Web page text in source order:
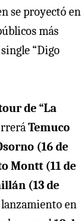
se proyectó en
más
“Digo
de “La
Temuco
(16 de
Montt (11 de
(13 de
en